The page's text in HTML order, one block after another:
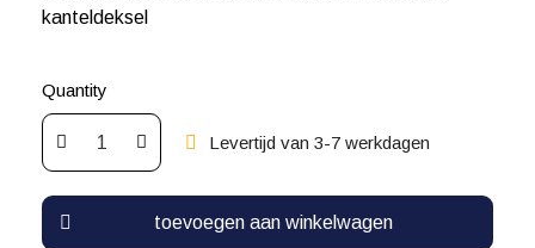
kanteldeksel
Quantity
Levertijd van 3-7 werkdagen
toevoegen aan winkelwagen